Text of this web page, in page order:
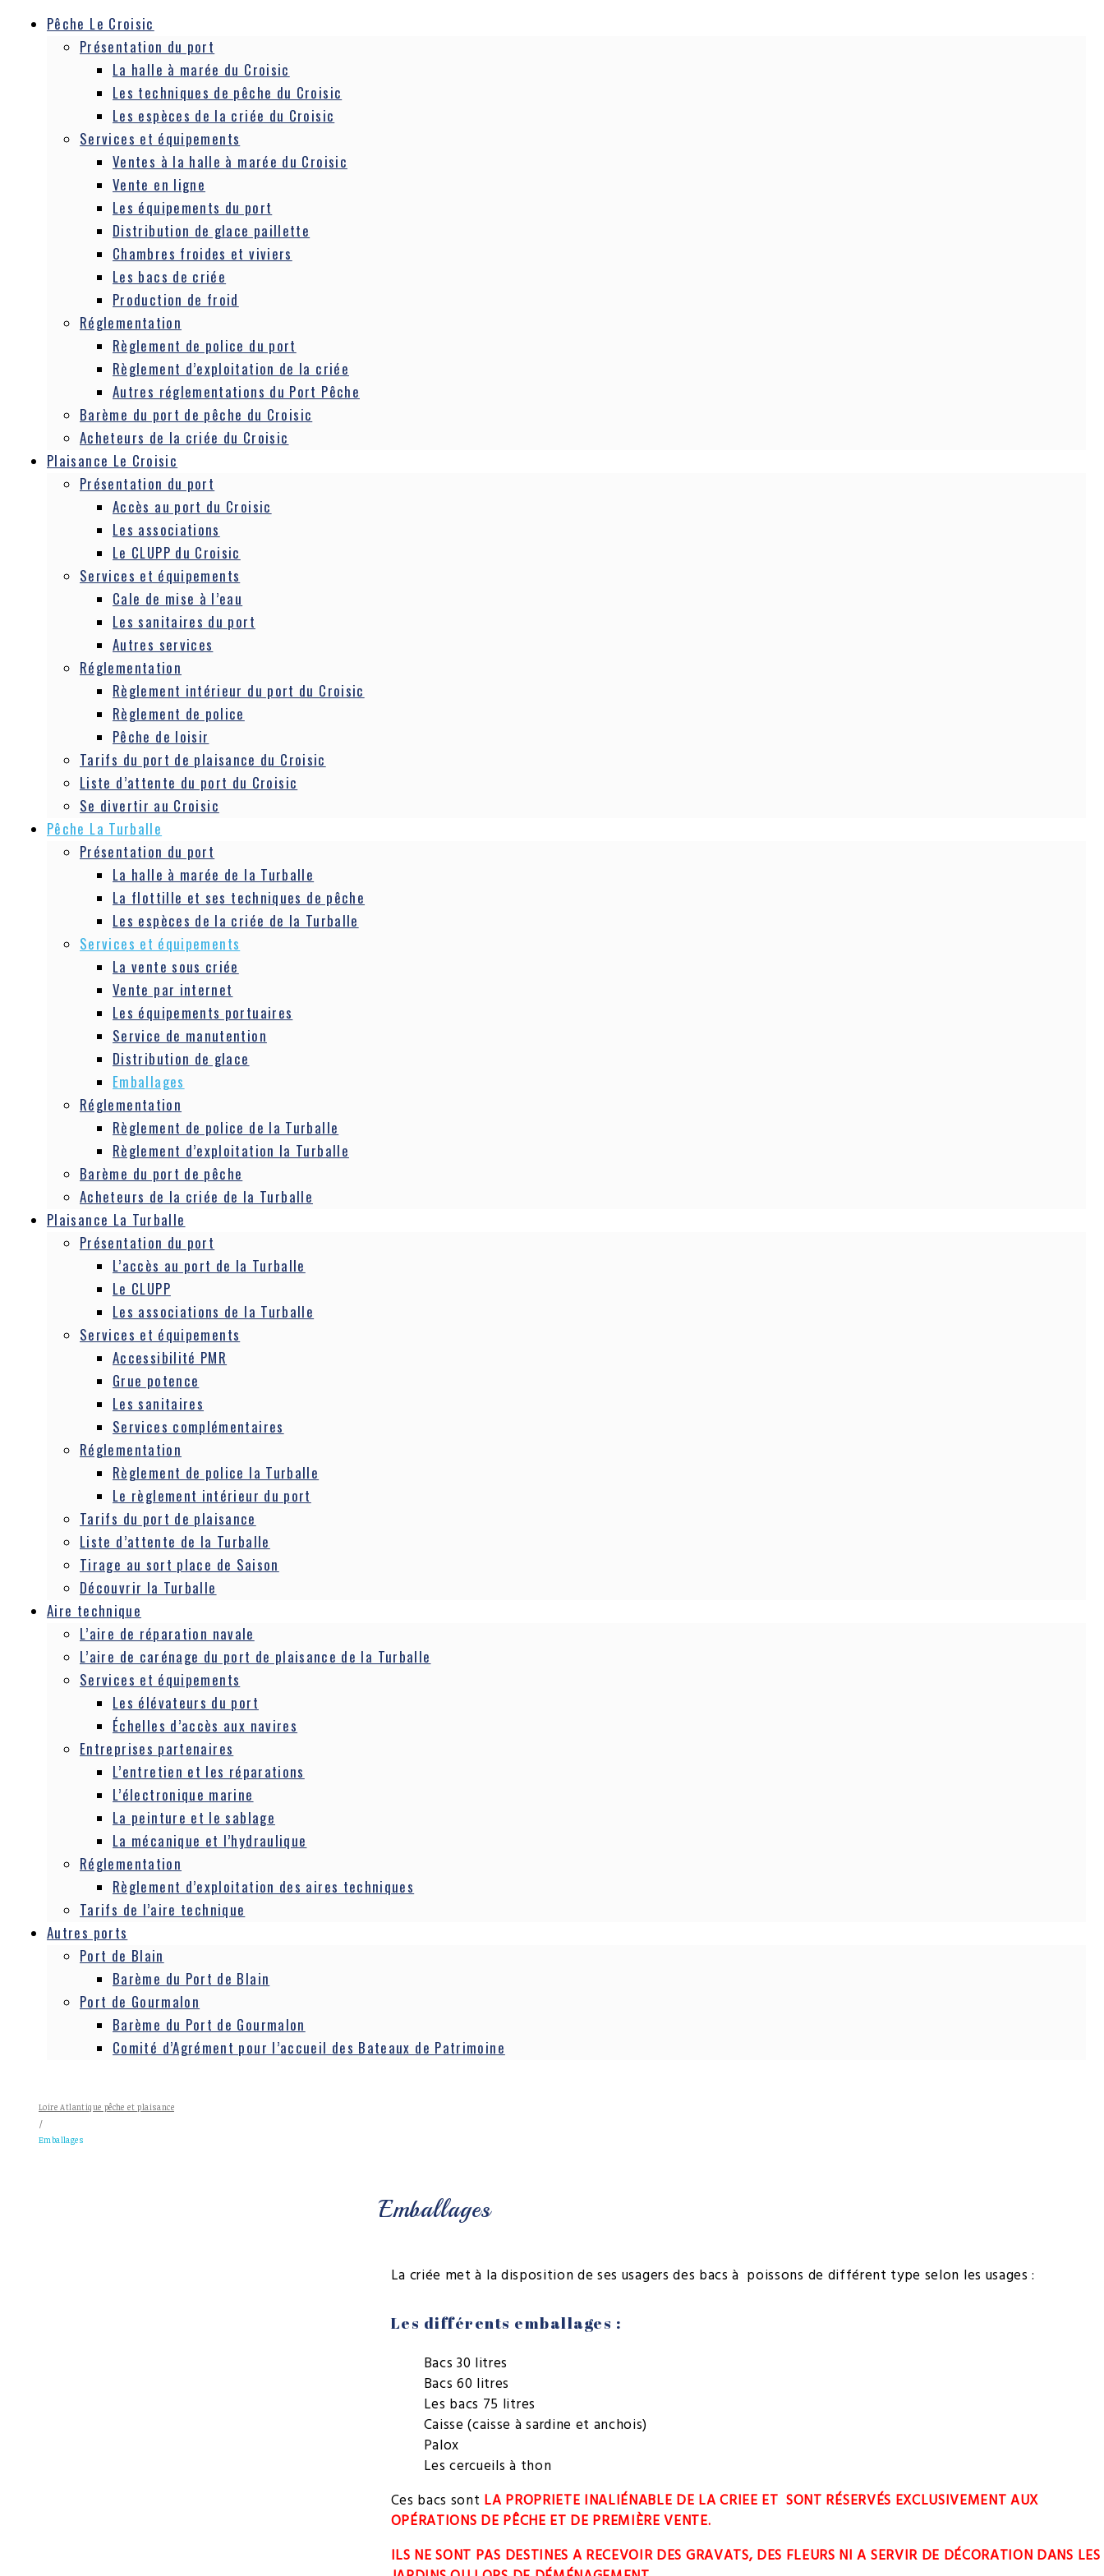
Pêche Le Croisic
Présentation du port
La halle à marée du Croisic
Les techniques de pêche du Croisic
Les espèces de la criée du Croisic
Services et équipements
Ventes à la halle à marée du Croisic
Vente en ligne
Les équipements du port
Distribution de glace paillette
Chambres froides et viviers
Les bacs de criée
Production de froid
Réglementation
Règlement de police du port
Règlement d’exploitation de la criée
Autres réglementations du Port Pêche
Barème du port de pêche du Croisic
Acheteurs de la criée du Croisic
Plaisance Le Croisic
Présentation du port
Accès au port du Croisic
Les associations
Le CLUPP du Croisic
Services et équipements
Cale de mise à l’eau
Les sanitaires du port
Autres services
Réglementation
Règlement intérieur du port du Croisic
Règlement de police
Pêche de loisir
Tarifs du port de plaisance du Croisic
Liste d’attente du port du Croisic
Se divertir au Croisic
Pêche La Turballe
Présentation du port
La halle à marée de la Turballe
La flottille et ses techniques de pêche
Les espèces de la criée de la Turballe
Services et équipements
La vente sous criée
Vente par internet
Les équipements portuaires
Service de manutention
Distribution de glace
Emballages
Réglementation
Règlement de police de la Turballe
Règlement d’exploitation la Turballe
Barème du port de pêche
Acheteurs de la criée de la Turballe
Plaisance La Turballe
Présentation du port
L’accès au port de la Turballe
Le CLUPP
Les associations de la Turballe
Services et équipements
Accessibilité PMR
Grue potence
Les sanitaires
Services complémentaires
Réglementation
Règlement de police la Turballe
Le règlement intérieur du port
Tarifs du port de plaisance
Liste d’attente de la Turballe
Tirage au sort place de Saison
Découvrir la Turballe
Aire technique
L’aire de réparation navale
L’aire de carénage du port de plaisance de la Turballe
Services et équipements
Les élévateurs du port
Échelles d’accès aux navires
Entreprises partenaires
L’entretien et les réparations
L’électronique marine
La peinture et le sablage
La mécanique et l’hydraulique
Réglementation
Règlement d’exploitation des aires techniques
Tarifs de l’aire technique
Autres ports
Port de Blain
Barème du Port de Blain
Port de Gourmalon
Barème du Port de Gourmalon
Comité d’Agrément pour l’accueil des Bateaux de Patrimoine
Loire Atlantique pêche et plaisance
/
Emballages
Emballages
La criée met à la disposition de ses usagers des bacs à poissons de différent type selon les usages :
Les différents emballages :
Bacs 30 litres
Bacs 60 litres
Les bacs 75 litres
Caisse (caisse à sardine et anchois)
Palox
Les cercueils à thon
Ces bacs sont LA PROPRIETE INALIÉNABLE DE LA CRIEE ET SONT RÉSERVÉS EXCLUSIVEMENT AUX
OPÉRATIONS DE PÊCHE ET DE PREMIÈRE VENTE.
ILS NE SONT PAS DESTINES A RECEVOIR DES GRAVATS, DES FLEURS NI A SERVIR DE DÉCORATION DANS LES